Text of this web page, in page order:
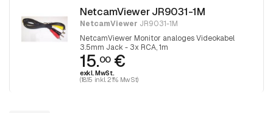
NetcamViewer JR9031-1M
NetcamViewer JR9031-1M
NetcamViewer Monitor analoges Videokabel
3.5mm Jack - 3x RCA, 1m
15.00€
exkl. MwSt.
(18.15 inkl. 21% MwSt)